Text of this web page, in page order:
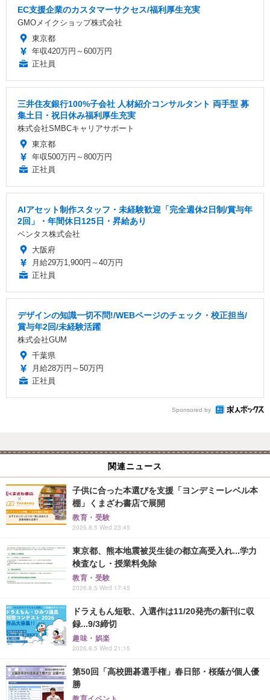
EC支援企業のカスタマーサクセス/福利厚生充実
GMOメイクショップ株式会社
東京都
年収420万円～600万円
正社員
三井住友銀行100%子会社 人材紹介コンサルタント 両手型 募
集土日・祝日休み福利厚生充実
株式会社SMBCキャリアサポート
東京都
年収500万円～800万円
正社員
AIアセット制作スタッフ・未経験歓迎「完全週休2日制/賞与年
2回」・年間休日125日・昇給あり
ベンタス株式会社
大阪府
月給29万1,900円～40万円
正社員
デザインの知識一切不問!/WEBページのチェック・校正担当/
賞与年2回/未経験活躍
株式会社GUM
千葉県
月給28万円～50万円
正社員
Sponsored by
関連ニュース
子供に合った本選びを支援「ヨンデミーレベル本
棚」くまざわ書店で展開
教育・受験
2026.8.5 Wed 23:45
東京都、熊本地震被災生徒の都立高受入れ...学力
検査なし・授業料免除
教育・受験
2026.8.5 Wed 17:45
ドラえもん短歌、入選作は11/20発売の新刊に収
録...9/3締切
趣味・娯楽
2026.8.5 Wed 21:15
第50回「高校囲碁選手権」春日部・桜蔭が個人優
勝